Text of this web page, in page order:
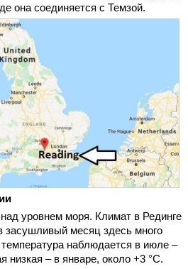
она соединяется с Темзой.
уровнем моря. Климат в Рединге
засушливый месяц здесь много
наблюдается в июле –
низкая – в январе, около +3 °C.